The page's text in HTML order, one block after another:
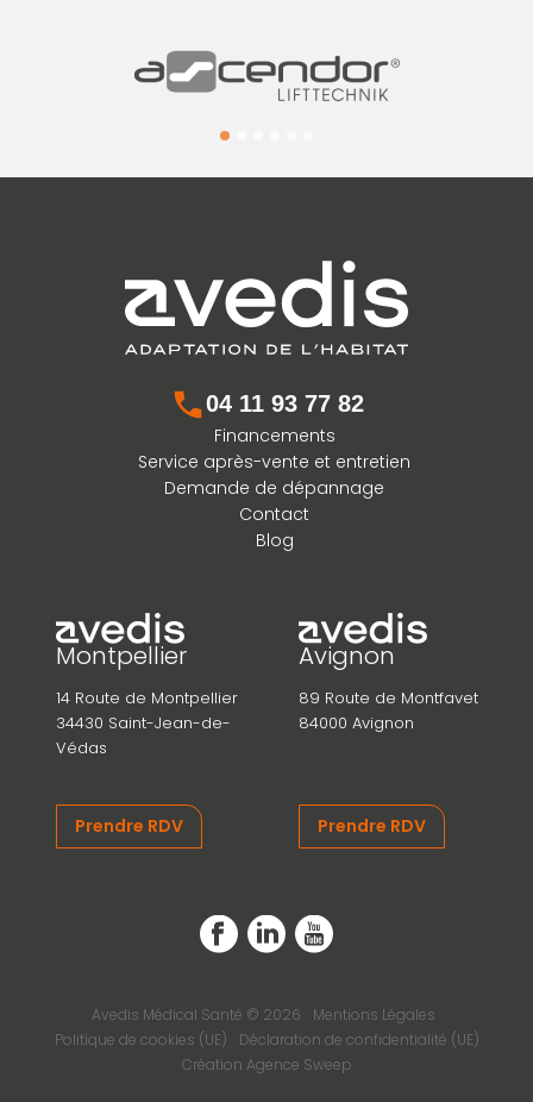
04 11 93 77 82
Financements
Service après-vente et entretien
Demande de dépannage
Contact
Blog
Montpellier
14 Route de Montpellier
34430 Saint-Jean-de-
Védas
Prendre RDV
Avignon
89 Route de Montfavet
84000 Avignon
Prendre RDV
Avedis Médical Santé © 2026
Mentions Légales
Politique de cookies (UE)
Déclaration de confidentialité (UE)
Création Agence Sweep